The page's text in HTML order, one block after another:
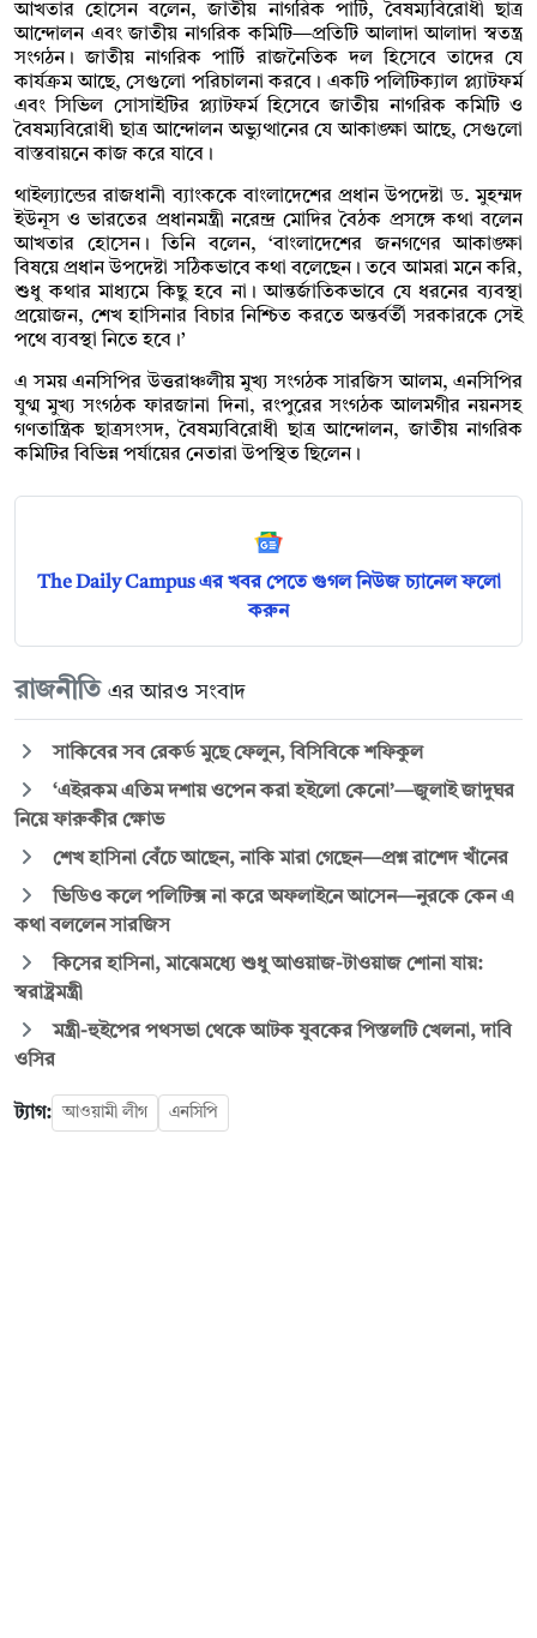
আখতার হোসেন বলেন, জাতীয় নাগরিক পার্টি, বৈষম্যবিরোধী ছাত্র
আন্দোলন এবং জাতীয় নাগরিক কমিটি—প্রতিটি আলাদা আলাদা স্বতন্ত্র
সংগঠন। জাতীয় নাগরিক পার্টি রাজনৈতিক দল হিসেবে তাদের যে
কার্যক্রম আছে, সেগুলো পরিচালনা করবে। একটি পলিটিক্যাল প্ল্যাটফর্ম
এবং সিভিল সোসাইটির প্ল্যাটফর্ম হিসেবে জাতীয় নাগরিক কমিটি ও
বৈষম্যবিরোধী ছাত্র আন্দোলন অভ্যুত্থানের যে আকাঙ্ক্ষা আছে, সেগুলো
বাস্তবায়নে কাজ করে যাবে।
থাইল্যান্ডের রাজধানী ব্যাংককে বাংলাদেশের প্রধান উপদেষ্টা ড. মুহম্মদ
ইউনূস ও ভারতের প্রধানমন্ত্রী নরেন্দ্র মোদির বৈঠক প্রসঙ্গে কথা বলেন
আখতার হোসেন। তিনি বলেন, ‘বাংলাদেশের জনগণের আকাঙ্ক্ষা
বিষয়ে প্রধান উপদেষ্টা সঠিকভাবে কথা বলেছেন। তবে আমরা মনে করি,
শুধু কথার মাধ্যমে কিছু হবে না। আন্তর্জাতিকভাবে যে ধরনের ব্যবস্থা
প্রয়োজন, শেখ হাসিনার বিচার নিশ্চিত করতে অন্তর্বর্তী সরকারকে সেই
পথে ব্যবস্থা নিতে হবে।’
এ সময় এনসিপির উত্তরাঞ্চলীয় মুখ্য সংগঠক সারজিস আলম, এনসিপির
যুগ্ম মুখ্য সংগঠক ফারজানা দিনা, রংপুরের সংগঠক আলমগীর নয়নসহ
গণতান্ত্রিক ছাত্রসংসদ, বৈষম্যবিরোধী ছাত্র আন্দোলন, জাতীয় নাগরিক
কমিটির বিভিন্ন পর্যায়ের নেতারা উপস্থিত ছিলেন।
The Daily Campus এর খবর পেতে গুগল নিউজ চ্যানেল ফলো
করুন
রাজনীতি এর আরও সংবাদ
সাকিবের সব রেকর্ড মুছে ফেলুন, বিসিবিকে শফিকুল
‘এইরকম এতিম দশায় ওপেন করা হইলো কেনো’—জুলাই জাদুঘর
নিয়ে ফারুকীর ক্ষোভ
শেখ হাসিনা বেঁচে আছেন, নাকি মারা গেছেন—প্রশ্ন রাশেদ খাঁনের
ভিডিও কলে পলিটিক্স না করে অফলাইনে আসেন—নুরকে কেন এ
কথা বললেন সারজিস
কিসের হাসিনা, মাঝেমধ্যে শুধু আওয়াজ-টাওয়াজ শোনা যায়:
স্বরাষ্ট্রমন্ত্রী
মন্ত্রী-হুইপের পথসভা থেকে আটক যুবকের পিস্তলটি খেলনা, দাবি
ওসির
ট্যাগ: আওয়ামী লীগ এনসিপি